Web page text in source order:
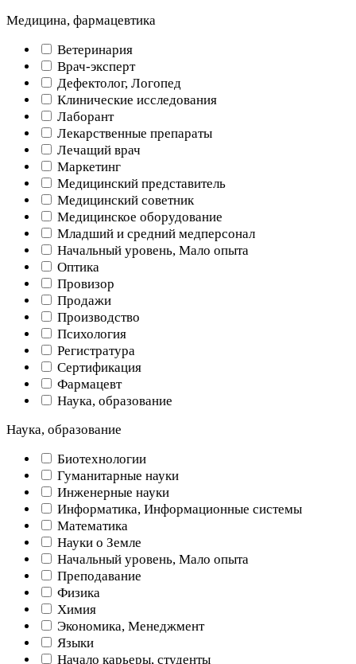
Медицина, фармацевтика
Ветеринария
Врач-эксперт
Дефектолог, Логопед
Клинические исследования
Лаборант
Лекарственные препараты
Лечащий врач
Маркетинг
Медицинский представитель
Медицинский советник
Медицинское оборудование
Младший и средний медперсонал
Начальный уровень, Мало опыта
Оптика
Провизор
Продажи
Производство
Психология
Регистратура
Сертификация
Фармацевт
Наука, образование
Наука, образование
Биотехнологии
Гуманитарные науки
Инженерные науки
Информатика, Информационные системы
Математика
Науки о Земле
Начальный уровень, Мало опыта
Преподавание
Физика
Химия
Экономика, Менеджмент
Языки
Начало карьеры, студенты